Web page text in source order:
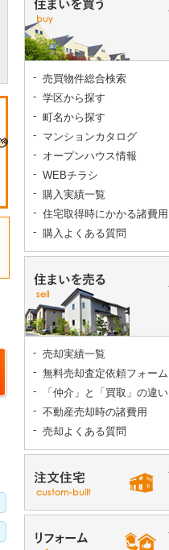
売買物件総合検索
学区から探す
町名から探す
マンションカタログ
オープンハウス情報
WEBチラシ
購入実績一覧
住宅取得時にかかる諸費用
購入よくある質問
売却実績一覧
無料売却査定依頼フォーム
「仲介」と「買取」の違い
不動産売却時の諸費用
売却よくある質問